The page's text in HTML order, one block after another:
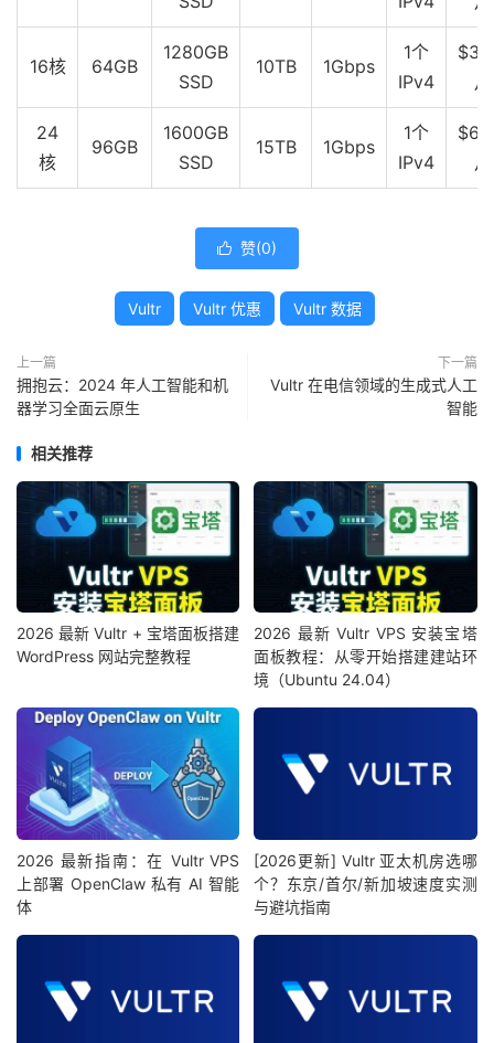
16核 64GB
1280GB
SSD
10TB 1Gbps
1个
IPv4
月
24
核
96GB
1600GB
SSD
15TB 1Gbps
1个
IPv4
月
 赞(0)
Vultr Vultr 优惠 Vultr 数据
上一篇
拥抱云：2024 年人工智能和机
器学习全面云原生
下一篇
Vultr 在电信领域的生成式人工
智能
相关推荐
2026 最新 Vultr + 宝塔面板搭建
WordPress 网站完整教程
2026 最新 Vultr VPS 安装宝塔
面板教程：从零开始搭建建站环
境（Ubuntu 24.04）
2026 最新指南：在 Vultr VPS
上部署 OpenClaw 私有 AI 智能
体
[2026更新] Vultr 亚太机房选哪
个？东京/首尔/新加坡速度实测
与避坑指南